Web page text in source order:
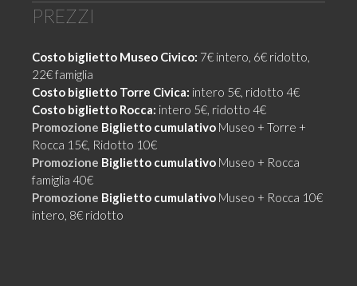
PREZZI
Costo biglietto Museo Civico: 7€ intero, 6€ ridotto,
22€ famiglia
Costo biglietto Torre Civica: intero 5€, ridotto 4€
Costo biglietto Rocca: intero 5€, ridotto 4€
Promozione Biglietto cumulativo Museo + Torre +
Rocca 15€, Ridotto 10€
Promozione Biglietto cumulativo Museo + Rocca
famiglia 40€
Promozione Biglietto cumulativo Museo + Rocca 10€
intero, 8€ ridotto